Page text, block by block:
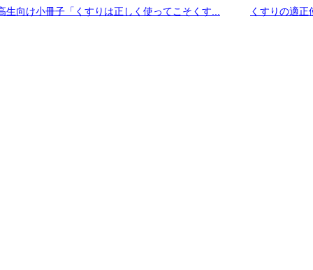
生向け小冊子「くすりは正しく使ってこそくす... くすりの適